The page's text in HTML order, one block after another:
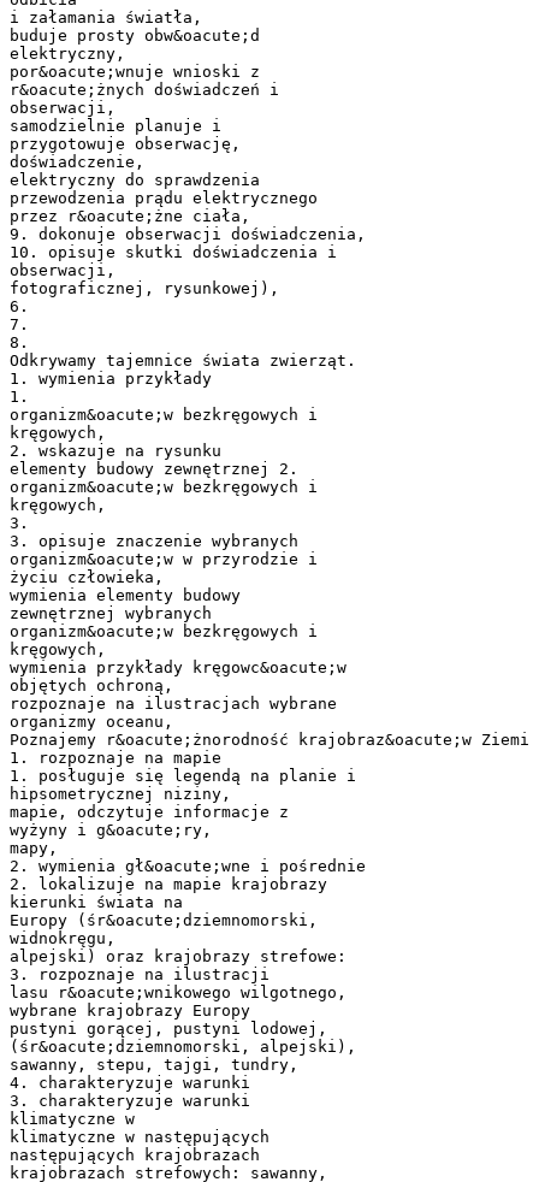
i załamania światła,
buduje prosty obw&oacute;d
elektryczny,
por&oacute;wnuje wnioski z
r&oacute;żnych doświadczeń i
obserwacji,
samodzielnie planuje i
przygotowuje obserwację,
doświadczenie,
elektryczny do sprawdzenia
przewodzenia prądu elektrycznego
przez r&oacute;żne ciała,
9. dokonuje obserwacji doświadczenia,
10. opisuje skutki doświadczenia i
obserwacji,
fotograficznej, rysunkowej),
6.
7.
8.
Odkrywamy tajemnice świata zwierząt.
1. wymienia przykłady
1.
organizm&oacute;w bezkręgowych i
kręgowych,
2. wskazuje na rysunku
elementy budowy zewnętrznej 2.
organizm&oacute;w bezkręgowych i
kręgowych,
3.
3. opisuje znaczenie wybranych
organizm&oacute;w w przyrodzie i
życiu człowieka,
wymienia elementy budowy
zewnętrznej wybranych
organizm&oacute;w bezkręgowych i
kręgowych,
wymienia przykłady kręgowc&oacute;w
objętych ochroną,
rozpoznaje na ilustracjach wybrane
organizmy oceanu,
Poznajemy r&oacute;żnorodność krajobraz&oacute;w Ziemi
1. rozpoznaje na mapie
1. posługuje się legendą na planie i
hipsometrycznej niziny,
mapie, odczytuje informacje z
wyżyny i g&oacute;ry,
mapy,
2. wymienia gł&oacute;wne i pośrednie
2. lokalizuje na mapie krajobrazy
kierunki świata na
Europy (śr&oacute;dziemnomorski,
widnokręgu,
alpejski) oraz krajobrazy strefowe:
3. rozpoznaje na ilustracji
lasu r&oacute;wnikowego wilgotnego,
wybrane krajobrazy Europy
pustyni gorącej, pustyni lodowej,
(śr&oacute;dziemnomorski, alpejski),
sawanny, stepu, tajgi, tundry,
4. charakteryzuje warunki
3. charakteryzuje warunki
klimatyczne w
klimatyczne w następujących
następujących krajobrazach
krajobrazach strefowych: sawanny,